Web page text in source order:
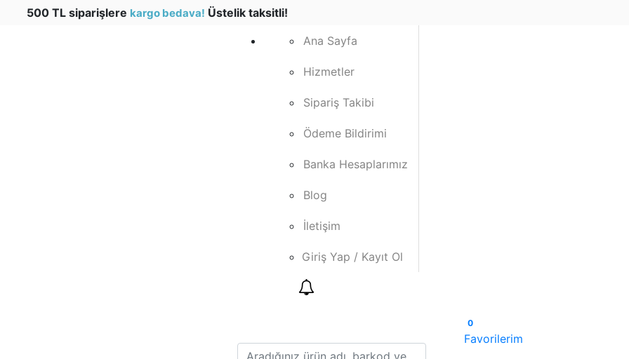
500 TL siparişlere kargo bedava! Üstelik taksitli!
Ana Sayfa
Hizmetler
Sipariş Takibi
Ödeme Bildirimi
Banka Hesaplarımız
Blog
İletişim
Giriş Yap / Kayıt Ol
Ara
0
Favorilerim